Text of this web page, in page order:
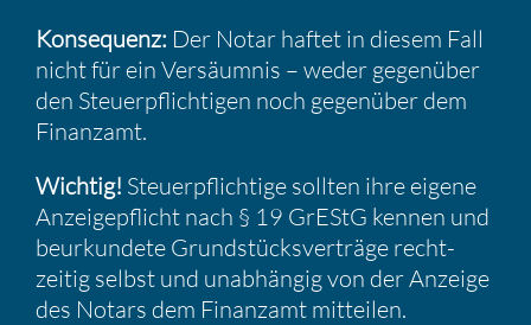
Konse­quenz: Der Notar haftet in diesem Fall
nicht für ein Versäumnis – weder gegen­über
den Steuer­pflich­tigen noch gegen­über dem
Finanzamt.
Wichtig! Steuer­pflich­tige sollten ihre eigene
Anzei­ge­pflicht nach § 19 GrEStG kennen und
beurkun­dete Grund­stücks­ver­träge recht­
zeitig selbst und unabhängig von der Anzeige
des Notars dem Finanzamt mitteilen.